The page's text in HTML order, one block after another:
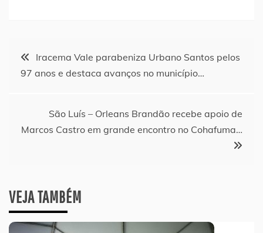
Navegação
Iracema Vale parabeniza Urbano Santos pelos
97 anos e destaca avanços no município…
São Luís – Orleans Brandão recebe apoio de
Marcos Castro em grande encontro no Cohafuma…
VEJA TAMBÉM